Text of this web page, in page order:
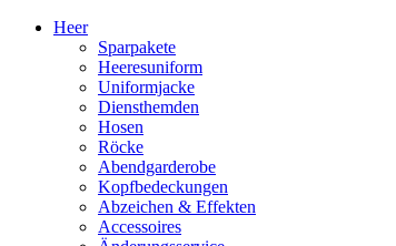
Heer
Sparpakete
Heeresuniform
Uniformjacke
Diensthemden
Hosen
Röcke
Abendgarderobe
Kopfbedeckungen
Abzeichen & Effekten
Accessoires